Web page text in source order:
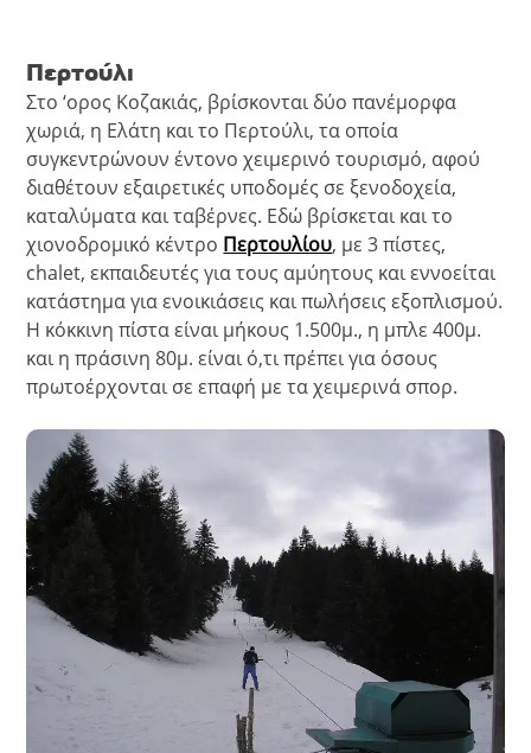
Περτούλι
Στο ‘oρος Κοζακιάς, βρίσκονται δύο πανέμορφα
χωριά, η Ελάτη και το Περτούλι, τα οποία
συγκεντρώνουν έντονο χειμερινό τουρισμό, αφού
διαθέτουν εξαιρετικές υποδομές σε ξενοδοχεία,
καταλύματα και ταβέρνες. Εδώ βρίσκεται και το
χιονοδρομικό κέντρο Περτουλίου, με 3 πίστες,
chalet, εκπαιδευτές για τους αμύητους και εννοείται
κατάστημα για ενοικιάσεις και πωλήσεις εξοπλισμού.
Η κόκκινη πίστα είναι μήκους 1.500μ., η μπλε 400μ.
και η πράσινη 80μ. είναι ό,τι πρέπει για όσους
πρωτοέρχονται σε επαφή με τα χειμερινά σπορ.